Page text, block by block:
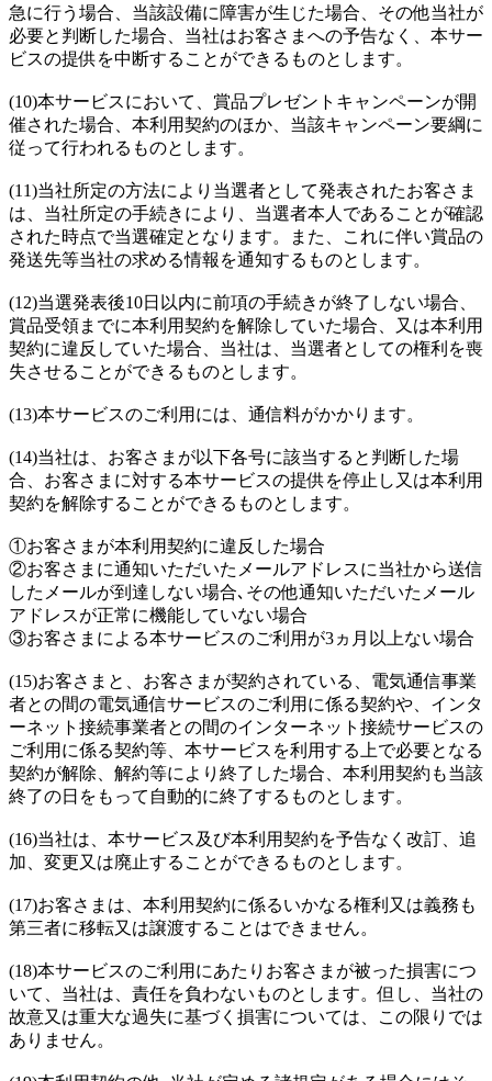
急に行う場合、当該設備に障害が生じた場合、その他当社が
必要と判断した場合、当社はお客さまへの予告なく、本サー
ビスの提供を中断することができるものとします。
(10)本サービスにおいて、賞品プレゼントキャンペーンが開
催された場合、本利用契約のほか、当該キャンペーン要綱に
従って行われるものとします。
(11)当社所定の方法により当選者として発表されたお客さま
は、当社所定の手続きにより、当選者本人であることが確認
された時点で当選確定となります。また、これに伴い賞品の
発送先等当社の求める情報を通知するものとします。
(12)当選発表後10日以内に前項の手続きが終了しない場合、
賞品受領までに本利用契約を解除していた場合、又は本利用
契約に違反していた場合、当社は、当選者としての権利を喪
失させることができるものとします。
(13)本サービスのご利用には、通信料がかかります。
(14)当社は、お客さまが以下各号に該当すると判断した場
合、お客さまに対する本サービスの提供を停止し又は本利用
契約を解除することができるものとします。
①お客さまが本利用契約に違反した場合
②お客さまに通知いただいたメールアドレスに当社から送信
したメールが到達しない場合､その他通知いただいたメール
アドレスが正常に機能していない場合
③お客さまによる本サービスのご利用が3ヵ月以上ない場合
(15)お客さまと、お客さまが契約されている、電気通信事業
者との間の電気通信サービスのご利用に係る契約や、インタ
ーネット接続事業者との間のインターネット接続サービスの
ご利用に係る契約等、本サービスを利用する上で必要となる
契約が解除、解約等により終了した場合、本利用契約も当該
終了の日をもって自動的に終了するものとします。
(16)当社は、本サービス及び本利用契約を予告なく改訂、追
加、変更又は廃止することができるものとします。
(17)お客さまは、本利用契約に係るいかなる権利又は義務も
第三者に移転又は譲渡することはできません。
(18)本サービスのご利用にあたりお客さまが被った損害につ
いて、当社は、責任を負わないものとします。但し、当社の
故意又は重大な過失に基づく損害については、この限りでは
ありません。